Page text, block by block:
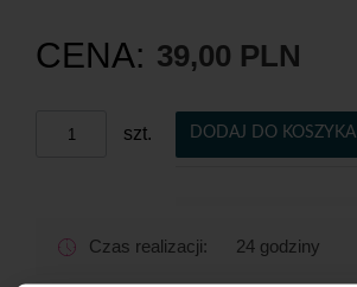
CENA: 39,00 PLN
szt. DODAJ DO KOSZYKA
Czas realizacji: 24 godziny